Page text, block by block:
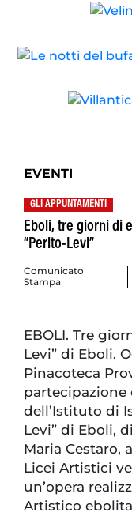
EVENTI
GLI APPUNTAMENTI
Eboli, tre giorni di
“Perito-Levi”
Comunicato
Stampa
EBOLI. Tre
Levi” di Eboli.
Pinacoteca
partecipazione
dell’Istituto di
Levi” di Eboli,
Maria Cestaro,
Licei Artistici
un’opera
Artistico